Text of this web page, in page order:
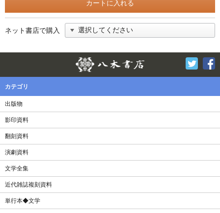
ネット書店で購入
Twitter
カテゴリ
出版物
影印資料
翻刻資料
演劇資料
文学全集
近代雑誌複刻資料
単行本◆文学